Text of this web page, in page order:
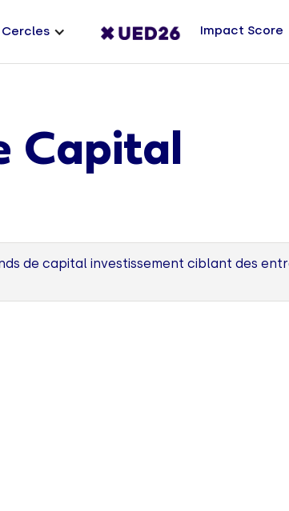
Cercles Impact Score
Capital
de capital investissement ciblant des